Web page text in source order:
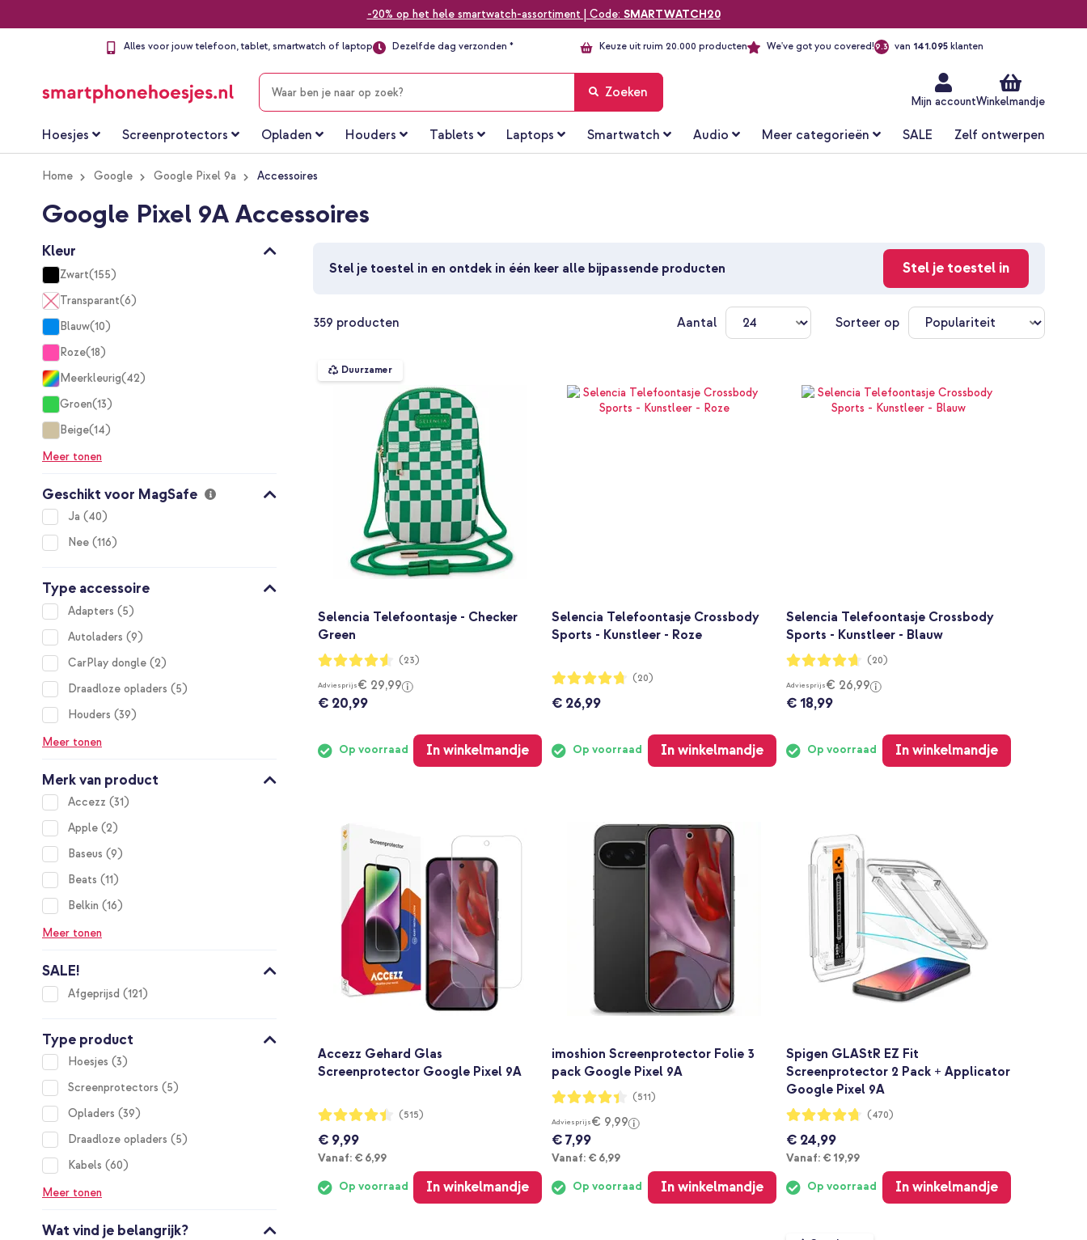
-20% op het hele smartwatch-assortiment | Code: SMARTWATCH20
Alles voor jouw telefoon, tablet, smartwatch of laptop Dezelfde dag verzonden * Keuze uit ruim 20.000 producten We've got you covered!9.3 van 141.095klanten
Mijn accountWinkelmandje
ZOEKEN Zoeken
Hoesjes Screenprotectors Opladen Houders Tablets Laptops Smartwatch Audio Meer categorieën SALE Zelf ontwerpen
Home Google Google Pixel 9a Accessoires
Google Pixel 9A Accessoires
Stel je toestel in en ontdek in één keer alle bijpassende producten Stel je toestel in
359 producten Aantal Sorteer op
Duurzamer
Selencia Telefoontasje - Checker
Green
Waardering:
91%
(23)
Adviesprijs€ 29,99
€ 20,99
Op voorraad In winkelmandje
Selencia Telefoontasje Crossbody
Sports - Kunstleer - Roze
Waardering:
93%
(20)
€ 26,99
Op voorraad In winkelmandje
Selencia Telefoontasje Crossbody
Sports - Kunstleer - Blauw
Waardering:
93%
(20)
Adviesprijs€ 26,99
€ 18,99
Op voorraad In winkelmandje
Accezz Gehard Glas
Screenprotector Google Pixel 9A
Waardering:
89%
(515)
€ 9,99
Vanaf: Vanaf
€ 6,99
Op voorraad In winkelmandje
imoshion Screenprotector Folie 3
pack Google Pixel 9A
Waardering:
87%
(511)
Adviesprijs€ 9,99
€ 7,99
Vanaf: Vanaf
€ 6,99
Op voorraad In winkelmandje
Spigen GLAStR EZ Fit
Screenprotector 2 Pack + Applicator
Google Pixel 9A
Waardering:
94%
(470)
€ 24,99
Vanaf: Vanaf
€ 19,99
Op voorraad In winkelmandje
Kleur
Zwart 155
items
Transparant 6
items
Blauw 10
items
Roze 18
items
Meerkleurig 42
items
Groen 13
items
Beige 14
items
Meer tonen
Geschikt voor MagSafe
Ja 40
items
Nee 116
items
Type accessoire
Adapters 5
items
Autoladers
9
items
CarPlay dongle 2
items
Draadloze opladers
5
items
Houders
39
items
Meer tonen
Merk van product
Accezz 31
items
Apple 2
items
Baseus
9
items
Beats
11
items
Belkin
16
items
Meer tonen
SALE!
Afgeprijsd 121
items
Type product
Hoesjes 3
items
Screenprotectors
5
items
Opladers
39
items
Draadloze opladers
5
items
Kabels
60
items
Meer tonen
Wat vind je belangrijk?